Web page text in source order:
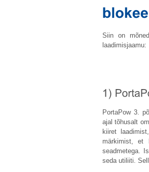
Siin on
laadimisjaamu:
PortaPow 3.
ajal tõhusalt
kiiret
märkimist, et
seadmetega.
seda utiliiti.